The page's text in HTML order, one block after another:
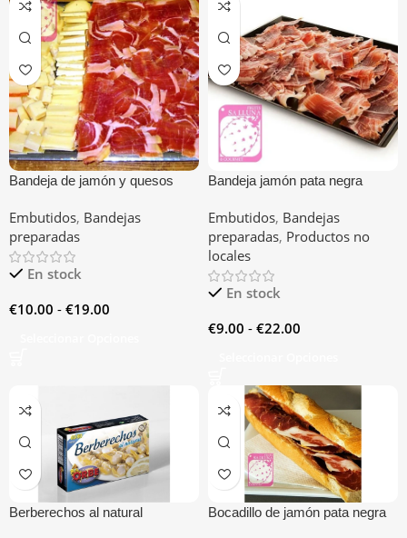
Bandeja de jamón y quesos
Embutidos, Bandejas
preparadas
En stock
€10.00 - €19.00
Bandeja jamón pata negra
Embutidos, Bandejas
preparadas, Productos no
locales
En stock
€9.00 - €22.00
Berberechos al natural Bocadillo de jamón pata negra